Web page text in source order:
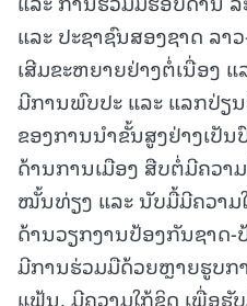
ແລະ ປະຊາຊົນສອງຊາດ ລ
ເສີມຂະຫຍາຍຢ່າງຕໍ່ເນື່ອງ ແ
ມີການພົບປະ ແລະ ແລກປ່ຽ
ຂອງການນໍາຂັ້ນສູງຢ່າງເປັ
ດ້ານການເມືອງ ສືບຕໍ່ມີຄວາ
ໝັ້ນທ່ຽງ ແລະ ນັບມື້ມີຄວາ
ດ້ານວຽກງານປ້ອງກັນຊາດ
ມີການຮ່ວມມືດ້ວຍຫຼາຍຮູບ
ແຟ້ນ, ມີຄວາມໃກ້ຊິດ ເພື່ອ